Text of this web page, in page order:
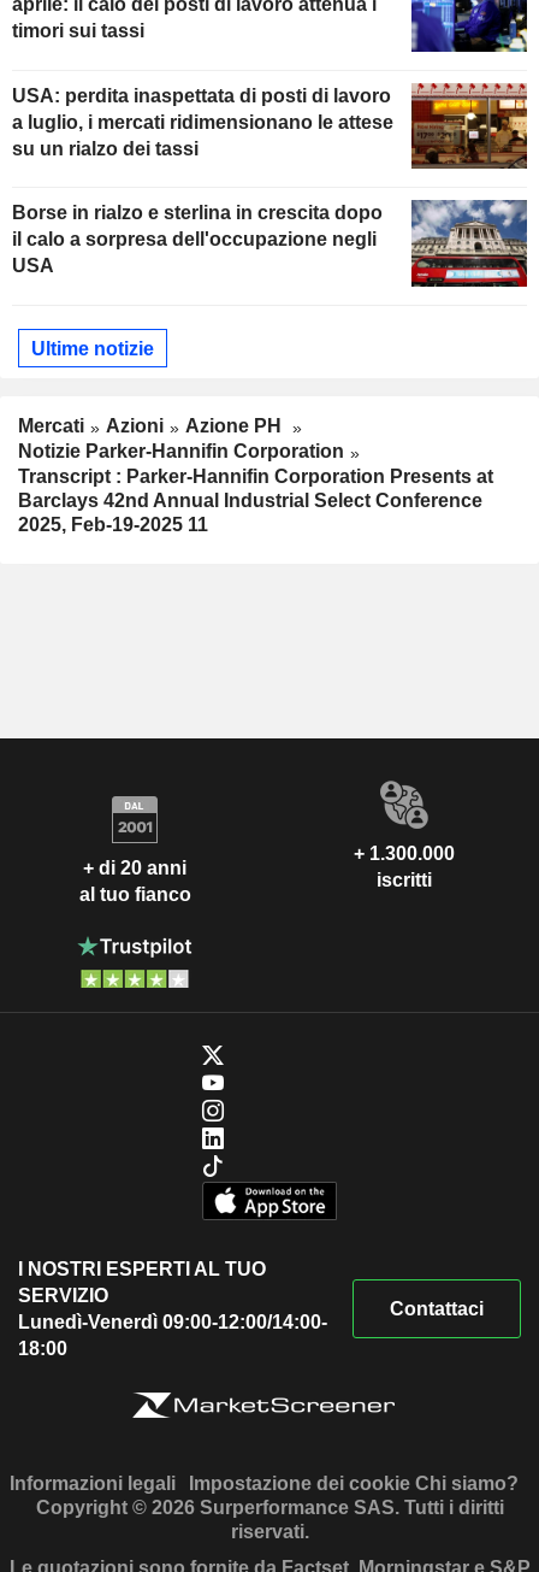
timori sui tassi
USA: perdita inaspettata di posti di lavoro
a luglio, i mercati ridimensionano le attese
su un rialzo dei tassi
Borse in rialzo e sterlina in crescita dopo
il calo a sorpresa dell'occupazione negli
USA
Ultime notizie
Mercati Azioni
Azione PH
Notizie Parker-Hannifin Corporation
Transcript : Parker-Hannifin Corporation Presents at
Barclays 42nd Annual Industrial Select Conference
2025, Feb-19-2025 11
+ di 20 anni
al tuo fianco
+ 1.300.000
iscritti
I NOSTRI ESPERTI AL TUO
SERVIZIO
Lunedì-Venerdì 09:00-12:00/14:00-
18:00
Contattaci
Informazioni legali Impostazione dei cookie Chi siamo?
Copyright © 2026 Surperformance SAS. Tutti i diritti
riservati.
Le quotazioni sono fornite da Factset, Morningstar e S&P